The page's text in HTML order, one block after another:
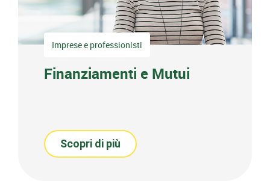
Imprese e professionisti
Finanziamenti e Mutui
Scopri di più